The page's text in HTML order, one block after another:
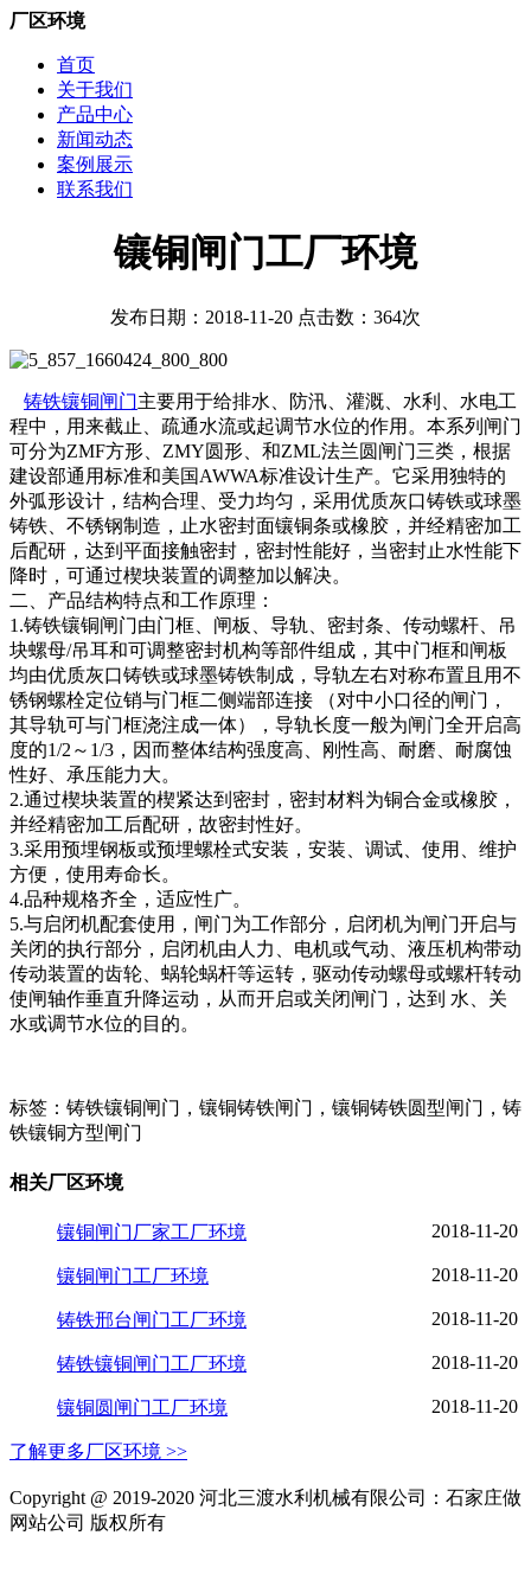
厂区环境
首页
关于我们
产品中心
新闻动态
案例展示
联系我们
镶铜闸门工厂环境
发布日期：2018-11-20 点击数：364次
铸铁镶铜闸门主要用于给排水、防汛、灌溉、水利、水电工
程中，用来截止、疏通水流或起调节水位的作用。本系列闸门
可分为ZMF方形、ZMY圆形、和ZML法兰圆闸门三类，根据
建设部通用标准和美国AWWA标准设计生产。它采用独特的
外弧形设计，结构合理、受力均匀，采用优质灰口铸铁或球墨
铸铁、不锈钢制造，止水密封面镶铜条或橡胶，并经精密加工
后配研，达到平面接触密封，密封性能好，当密封止水性能下
降时，可通过楔块装置的调整加以解决。
二、产品结构特点和工作原理：
1.铸铁镶铜闸门由门框、闸板、导轨、密封条、传动螺杆、吊
块螺母/吊耳和可调整密封机构等部件组成，其中门框和闸板
均由优质灰口铸铁或球墨铸铁制成，导轨左右对称布置且用不
锈钢螺栓定位销与门框二侧端部连接 （对中小口径的闸门，
其导轨可与门框浇注成一体），导轨长度一般为闸门全开启高
度的1/2～1/3，因而整体结构强度高、刚性高、耐磨、耐腐蚀
性好、承压能力大。
2.通过楔块装置的楔紧达到密封，密封材料为铜合金或橡胶，
并经精密加工后配研，故密封性好。
3.采用预埋钢板或预埋螺栓式安装，安装、调试、使用、维护
方便，使用寿命长。
4.品种规格齐全，适应性广。
5.与启闭机配套使用，闸门为工作部分，启闭机为闸门开启与
关闭的执行部分，启闭机由人力、电机或气动、液压机构带动
传动装置的齿轮、蜗轮蜗杆等运转，驱动传动螺母或螺杆转动
使闸轴作垂直升降运动，从而开启或关闭闸门，达到 水、关
水或调节水位的目的。
标签：铸铁镶铜闸门，镶铜铸铁闸门，镶铜铸铁圆型闸门，铸
铁镶铜方型闸门
相关厂区环境
镶铜闸门厂家工厂环境 2018-11-20
镶铜闸门工厂环境 2018-11-20
铸铁邢台闸门工厂环境 2018-11-20
铸铁镶铜闸门工厂环境 2018-11-20
镶铜圆闸门工厂环境 2018-11-20
了解更多厂区环境 >>
Copyright @ 2019-2020 河北三渡水利机械有限公司：石家庄做
网站公司 版权所有